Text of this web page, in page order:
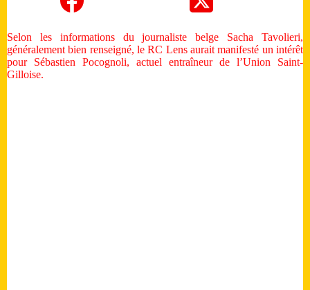
Selon les informations du journaliste belge Sacha Tavolieri,
généralement bien renseigné, le RC Lens aurait manifesté un intérêt
pour Sébastien Pocognoli, actuel entraîneur de l’Union Saint-
Gilloise.